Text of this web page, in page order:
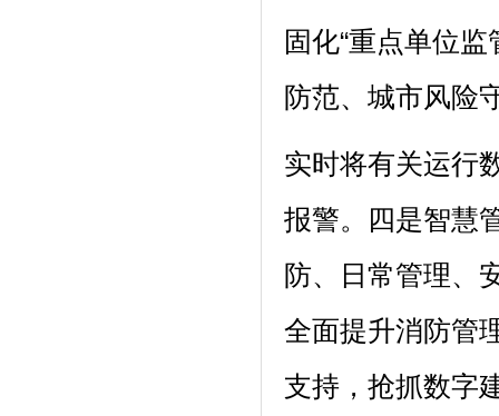
固化“重点单位
防范、城市风险
实时将有关运行
报警。四是智慧
防、日常管理、
全面提升消防管
支持，抢抓数字